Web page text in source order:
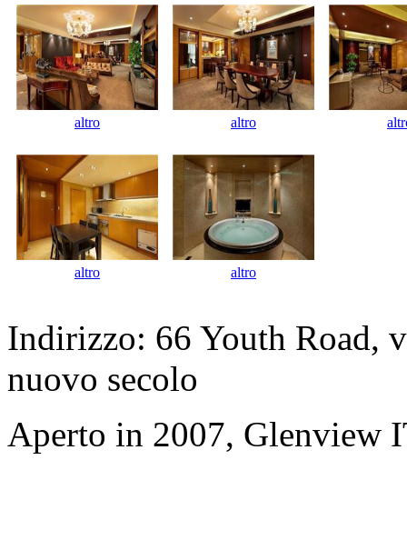
altro altro
altro altro
Indirizzo: 66 Youth Road,
nuovo secolo
Aperto in 2007, Glenview